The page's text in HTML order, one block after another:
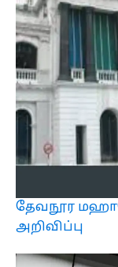
தேவநூர
அறிவிப்பு